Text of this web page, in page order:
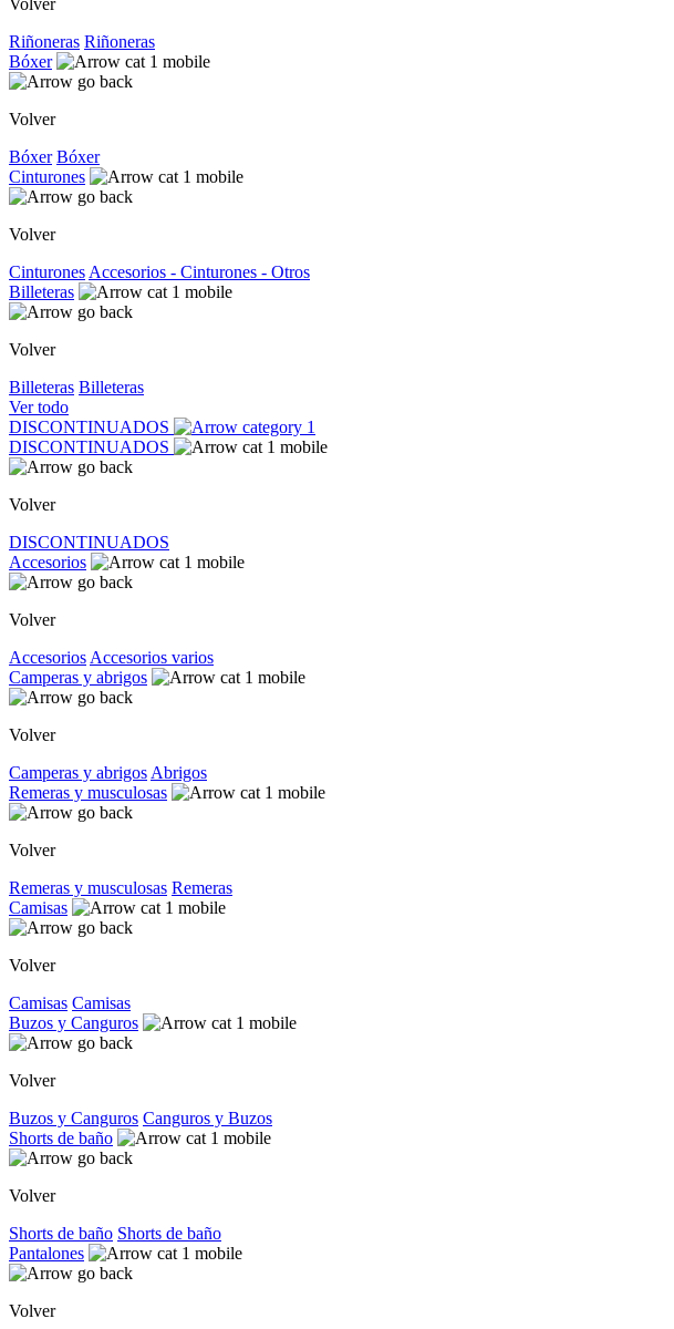
Volver
Riñoneras Riñoneras
Bóxer
Volver
Bóxer Bóxer
Cinturones
Volver
Cinturones Accesorios - Cinturones - Otros
Billeteras
Volver
Billeteras Billeteras
Ver todo
DISCONTINUADOS
DISCONTINUADOS
Volver
DISCONTINUADOS
Accesorios
Volver
Accesorios Accesorios varios
Camperas y abrigos
Volver
Camperas y abrigos Abrigos
Remeras y musculosas
Volver
Remeras y musculosas Remeras
Camisas
Volver
Camisas Camisas
Buzos y Canguros
Volver
Buzos y Canguros Canguros y Buzos
Shorts de baño
Volver
Shorts de baño Shorts de baño
Pantalones
Volver